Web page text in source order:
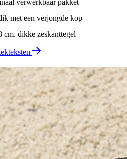
met een verjongde kop
cm. dikke zeskanttegel